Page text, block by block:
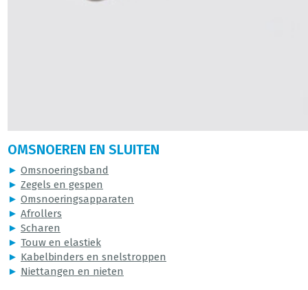
OMSNOEREN EN SLUITEN
► Omsnoeringsband
► Zegels en gespen
► Omsnoeringsapparaten
► Afrollers
► Scharen
► Touw en elastiek
► Kabelbinders en snelstroppen
► Niettangen en nieten